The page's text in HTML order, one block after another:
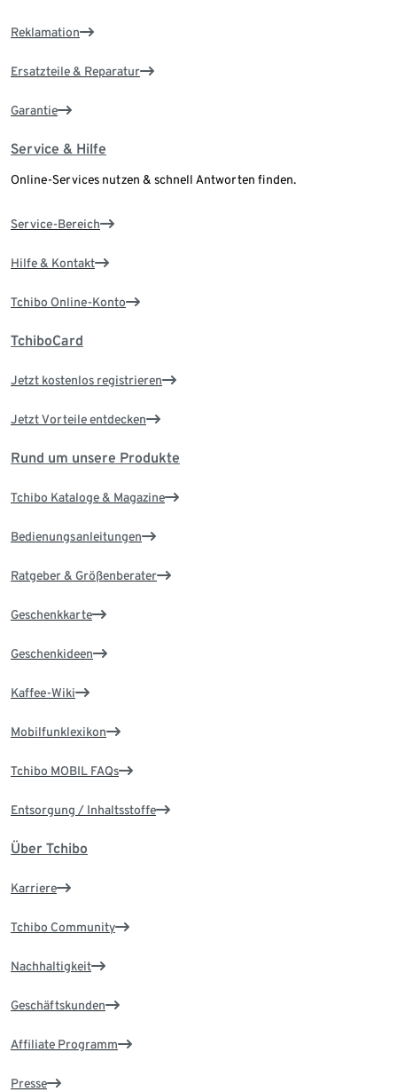
Reklamation
Ersatzteile & Reparatur
Garantie
Service & Hilfe
Online-Services nutzen & schnell Antworten finden.
Service-Bereich
Hilfe & Kontakt
Tchibo Online-Konto
TchiboCard
Jetzt kostenlos registrieren
Jetzt Vorteile entdecken
Rund um unsere Produkte
Tchibo Kataloge & Magazine
Bedienungsanleitungen
Ratgeber & Größenberater
Geschenkkarte
Geschenkideen
Kaffee-Wiki
Mobilfunklexikon
Tchibo MOBIL FAQs
Entsorgung / Inhaltsstoffe
Über Tchibo
Karriere
Tchibo Community
Nachhaltigkeit
Geschäftskunden
Affiliate Programm
Presse